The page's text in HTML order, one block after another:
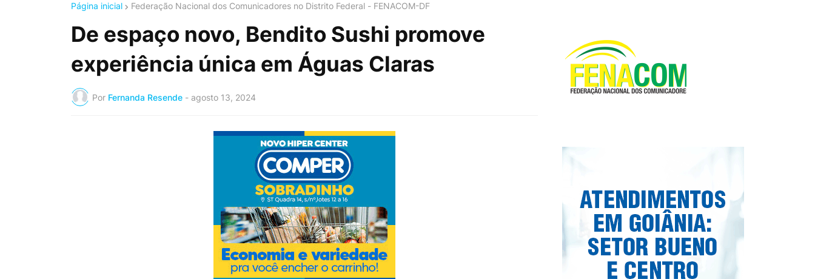
Página inicial Federação Nacional dos Comunicadores no Distrito Federal - FENACOM-DF
De espaço novo, Bendito Sushi promove
experiência única em Águas Claras
Por Fernanda Resende - agosto 13, 2024